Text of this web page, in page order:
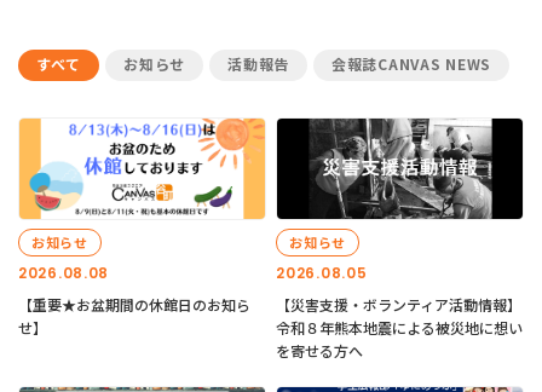
すべて お知らせ 活動報告 会報誌CANVAS NEWS
2026.08.08
お知らせ
【重要★お盆期間の休館日のお知ら
せ】
2026.08.05
お知らせ
【災害支援・ボランティア活動情報】
令和８年熊本地震による被災地に想い
を寄せる方へ